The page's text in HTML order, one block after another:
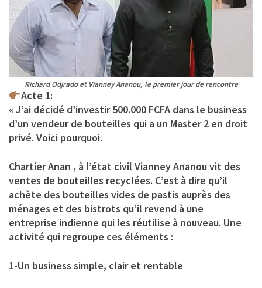
Richard Odjrado et Vianney Ananou, le premier jour de rencontre
Acte 1:
« J’ai décidé d’investir 500.000 FCFA dans le business
d’un vendeur de bouteilles qui a un Master 2 en droit
privé. Voici pourquoi.
Chartier Anan , à l’état civil Vianney Ananou vit des
ventes de bouteilles recyclées. C’est à dire qu’il
achète des bouteilles vides de pastis auprès des
ménages et des bistrots qu’il revend à une
entreprise indienne qui les réutilise à nouveau. Une
activité qui regroupe ces éléments :
1-Un business simple, clair et rentable